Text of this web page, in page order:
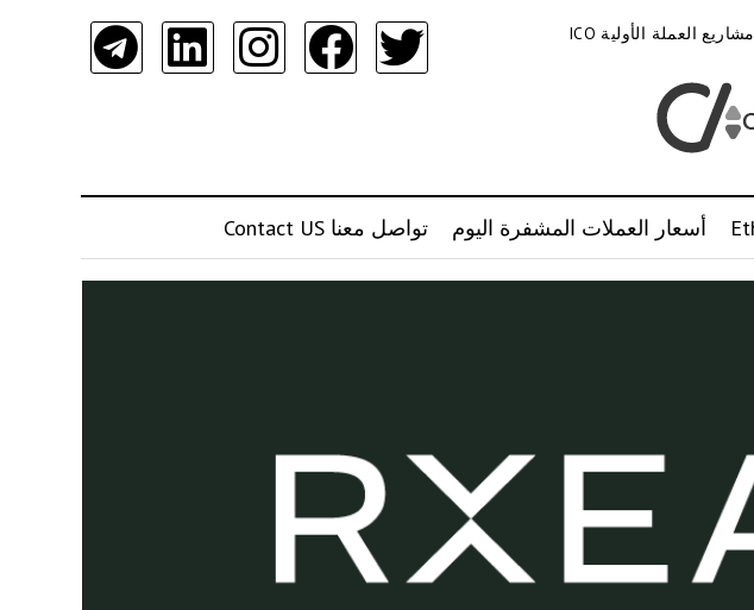
مشاريع العملة الأولية ICO
أسعار العملات المشفرة اليوم تواصل معنا Contact US